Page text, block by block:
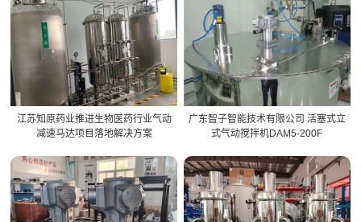
江苏知原药业推进生物医药行业气动
减速马达项目落地解决方案
广东智子智能技术有限公司 活塞式立
式气动搅拌机DAM5-200F